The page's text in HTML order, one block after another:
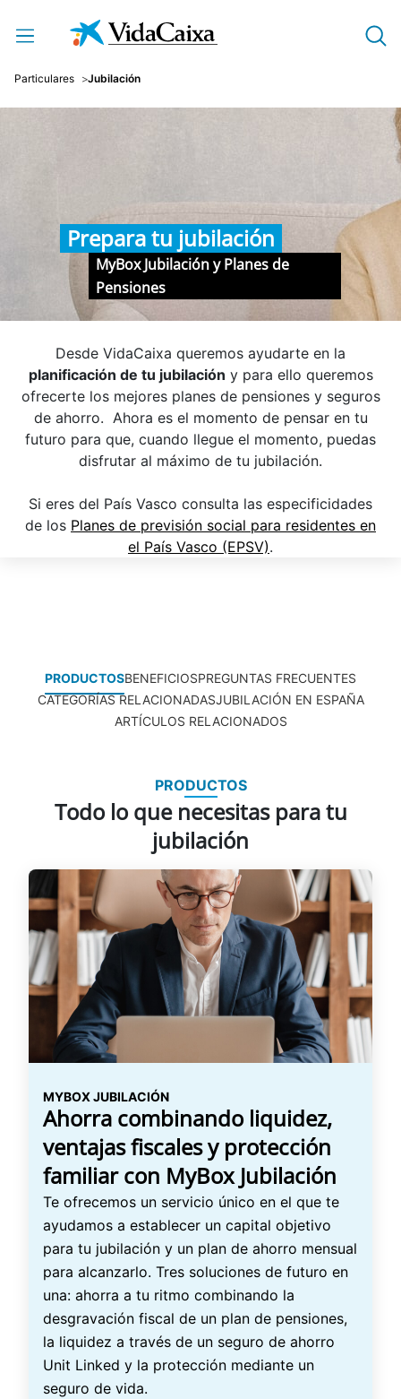
Saltar al contenido principal
Particulares Jubilación
Prepara tu jubilación
MyBox Jubilación y Planes de
Pensiones
Desde VidaCaixa queremos ayudarte en la
planificación de tu jubilación y para ello queremos
ofrecerte los mejores planes de pensiones y seguros
de ahorro. Ahora es el momento de pensar en tu
futuro para que, cuando llegue el momento, puedas
disfrutar al máximo de tu jubilación.
Si eres del País Vasco consulta las especificidades
de los Planes de previsión social para residentes en
el País Vasco (EPSV).
PRODUCTOSBENEFICIOSPREGUNTAS FRECUENTES
CATEGORÍAS RELACIONADASJUBILACIÓN EN ESPAÑA
ARTÍCULOS RELACIONADOS
PRODUCTOS
Todo lo que necesitas para tu
jubilación
MYBOX JUBILACIÓN
Ahorra combinando liquidez,
ventajas fiscales y protección
familiar con MyBox Jubilación
Te ofrecemos un servicio único en el que te
ayudamos a establecer un capital objetivo
para tu jubilación y un plan de ahorro mensual
para alcanzarlo. Tres soluciones de futuro en
una: ahorra a tu ritmo combinando la
desgravación fiscal de un plan de pensiones,
la liquidez a través de un seguro de ahorro
Unit Linked y la protección mediante un
seguro de vida.